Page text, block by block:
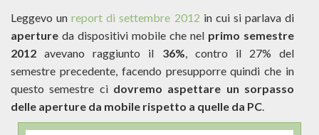
Leggevo unreport di settembre 2012 in cui si parlava di
aperture da dispositivi mobile che nel primo semestre
2012 avevano raggiunto il 36%, contro il 27% del
semestre precedente, facendo presupporre quindi che in
questo semestre ci dovremo aspettare un sorpasso
delle aperture da mobile rispetto a quelle da PC.